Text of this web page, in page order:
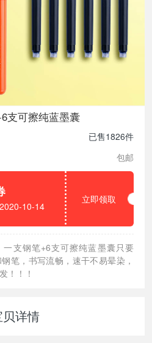
支可擦纯蓝墨囊
已售1826件
包邮
10-14
立即领取
一支钢笔+6支可擦纯蓝墨囊只要
笔，书写流畅，速干不易晕染，
！！！
贝详情